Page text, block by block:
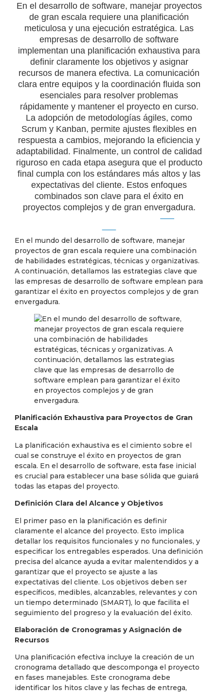
En el desarrollo de software, manejar proyectos
de gran escala requiere una planificación
meticulosa y una ejecución estratégica. Las
empresas de desarrollo de software
implementan una planificación exhaustiva para
definir claramente los objetivos y asignar
recursos de manera efectiva. La comunicación
clara entre equipos y la coordinación fluida son
esenciales para resolver problemas
rápidamente y mantener el proyecto en curso.
La adopción de metodologías ágiles, como
Scrum y Kanban, permite ajustes flexibles en
respuesta a cambios, mejorando la eficiencia y
adaptabilidad. Finalmente, un control de calidad
riguroso en cada etapa asegura que el producto
final cumpla con los estándares más altos y las
expectativas del cliente. Estos enfoques
combinados son clave para el éxito en
proyectos complejos y de gran envergadura.
En el mundo del desarrollo de software, manejar
proyectos de gran escala requiere una combinación
de habilidades estratégicas, técnicas y organizativas.
A continuación, detallamos las estrategias clave que
las empresas de desarrollo de software emplean para
garantizar el éxito en proyectos complejos y de gran
envergadura.
Planificación Exhaustiva para Proyectos de Gran
Escala
La planificación exhaustiva es el cimiento sobre el
cual se construye el éxito en proyectos de gran
escala. En el desarrollo de software, esta fase inicial
es crucial para establecer una base sólida que guiará
todas las etapas del proyecto.
Definición Clara del Alcance y Objetivos
El primer paso en la planificación es definir
claramente el alcance del proyecto. Esto implica
detallar los requisitos funcionales y no funcionales, y
especificar los entregables esperados. Una definición
precisa del alcance ayuda a evitar malentendidos y a
garantizar que el proyecto se ajuste a las
expectativas del cliente. Los objetivos deben ser
específicos, medibles, alcanzables, relevantes y con
un tiempo determinado (SMART), lo que facilita el
seguimiento del progreso y la evaluación del éxito.
Elaboración de Cronogramas y Asignación de
Recursos
Una planificación efectiva incluye la creación de un
cronograma detallado que descomponga el proyecto
en fases manejables. Este cronograma debe
identificar los hitos clave y las fechas de entrega,